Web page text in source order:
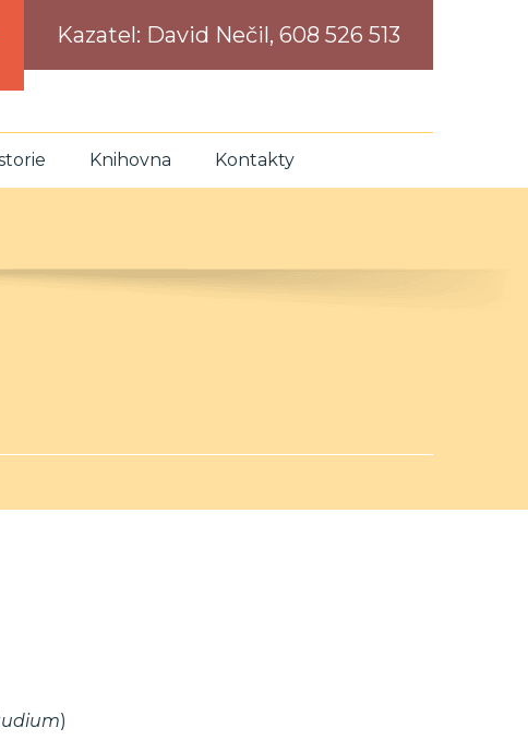
Kazatel: David Nečil, 608 526 513
Knihovna Kontakty
)